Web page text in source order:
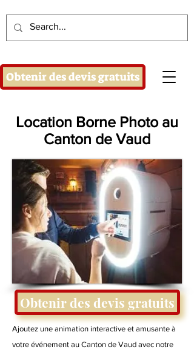
Obtenir des devis gratuits
Location Borne Photo au
Canton de Vaud
Obtenir des devis gratuits
Ajoutez une animation interactive et amusante à
votre événement au Canton de Vaud avec notre